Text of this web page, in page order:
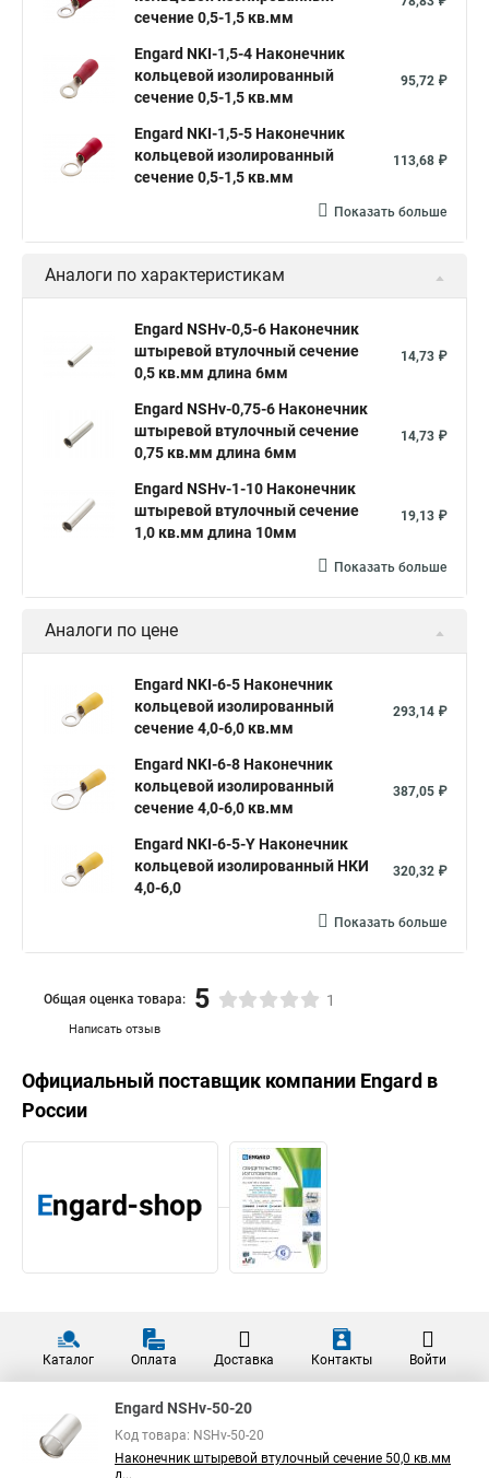
сечение 0,5-1,5 кв.мм
Engard NKI-1,5-4 Наконечник
кольцевой изолированный
сечение 0,5-1,5 кв.мм
95,72 ₽
Engard NKI-1,5-5 Наконечник
кольцевой изолированный
сечение 0,5-1,5 кв.мм
113,68 ₽
Показать больше
Аналоги по характеристикам
Engard NSHv-0,5-6 Наконечник
штыревой втулочный сечение
0,5 кв.мм длина 6мм
14,73 ₽
Engard NSHv-0,75-6 Наконечник
штыревой втулочный сечение
0,75 кв.мм длина 6мм
14,73 ₽
Engard NSHv-1-10 Наконечник
штыревой втулочный сечение
1,0 кв.мм длина 10мм
19,13 ₽
Показать больше
Аналоги по цене
Engard NKI-6-5 Наконечник
кольцевой изолированный
сечение 4,0-6,0 кв.мм
293,14 ₽
Engard NKI-6-8 Наконечник
кольцевой изолированный
сечение 4,0-6,0 кв.мм
387,05 ₽
Engard NKI-6-5-Y Наконечник
кольцевой изолированный НКИ
4,0-6,0
320,32 ₽
Показать больше
Написать отзыв
Общая оценка товара: 5 1
Официальный поставщик компании Engard в
России
Каталог Оплата Доставка Контакты Войти
Engard NSHv-50-20
Код товара: NSHv-50-20
Наконечник штыревой втулочный сечение 50,0 кв.мм
д...